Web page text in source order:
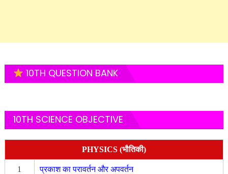
10TH QUESTION BANK
10TH SCIENCE OBJECTIVE
PHYSICS (भौतिकी)
1 प्रकाश का परावर्तन और अपवर्तन